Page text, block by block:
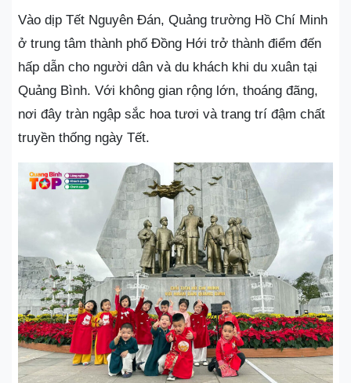
Vào dịp Tết Nguyên Đán, Quảng trường Hồ Chí Minh
ở trung tâm thành phố Đồng Hới trở thành điểm đến
hấp dẫn cho người dân và du khách khi du xuân tại
Quảng Bình. Với không gian rộng lớn, thoáng đãng,
nơi đây tràn ngập sắc hoa tươi và trang trí đậm chất
truyền thống ngày Tết.